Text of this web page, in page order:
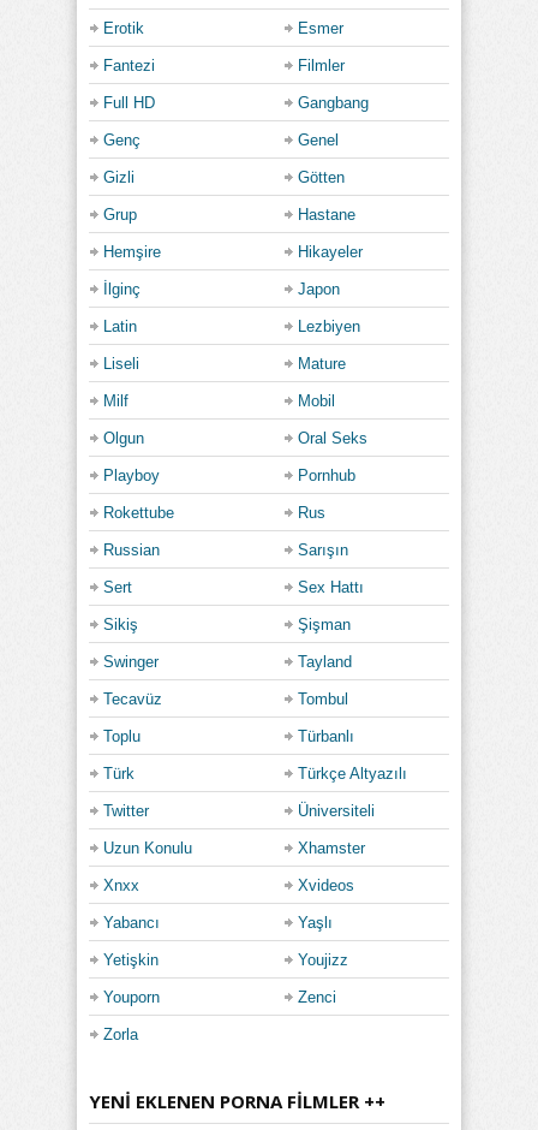
Erotik Esmer
Fantezi Filmler
Full HD Gangbang
Genç Genel
Gizli Götten
Grup Hastane
Hemşire Hikayeler
İlginç Japon
Latin Lezbiyen
Liseli Mature
Milf Mobil
Olgun Oral Seks
Playboy Pornhub
Rokettube Rus
Russian Sarışın
Sert Sex Hattı
Sikiş Şişman
Swinger Tayland
Tecavüz Tombul
Toplu Türbanlı
Türk Türkçe Altyazılı
Twitter Üniversiteli
Uzun Konulu Xhamster
Xnxx Xvideos
Yabancı Yaşlı
Yetişkin Youjizz
Youporn Zenci
Zorla
YENI EKLENEN PORNA FILMLER ++